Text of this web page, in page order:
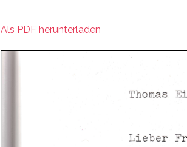
Als PDF herunterladen